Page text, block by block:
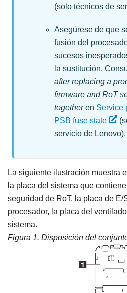
(solo técnicos de
Asegúrese de que
fusión del
sucesos
la sustitución.
after replacing a
firmware and RoT
togetheren Service
PSB fuse state
servicio de Lenovo).
La siguiente ilustración muestra
la placa del sistema que contiene
seguridad de RoT, la placa de E/
procesador, la placa del
sistema.
Figura 1. Disposición del